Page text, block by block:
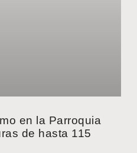
en la Parroquia
de hasta 115